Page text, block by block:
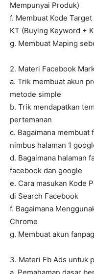
Mempunyai Produk)
f. Membuat Kode
KT (Buying Keyword +
g. Membuat Maping
2. Materi Facebook
a. Trik membuat akun
metode simple
b. Trik mendapatkan
pertemanan
c. Bagaimana membuat
nimbus halaman 1
d. Bagaimana halaman
facebook dan google
e. Cara masukan Kode
di Search Facebook
f. Bagaimana
Chrome
g. Membuat akun
3. Materi Fb Ads untuk